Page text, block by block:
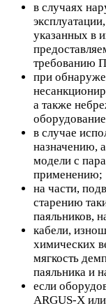
в случаях
указанных в
требованию
при
а также
в случае
назначению,
модели с
применению;
на части,
старению
паяльников,
кабели,
химических
мягкость
паяльника и
если
ARGUS-X